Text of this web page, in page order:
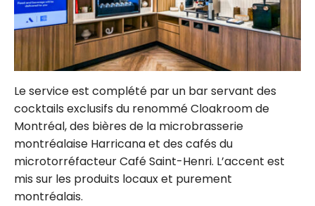
Le service est complété par un bar servant des
cocktails exclusifs du renommé Cloakroom de
Montréal, des bières de la microbrasserie
montréalaise Harricana et des cafés du
microtorréfacteur Café Saint-Henri. L’accent est
mis sur les produits locaux et purement
montréalais.